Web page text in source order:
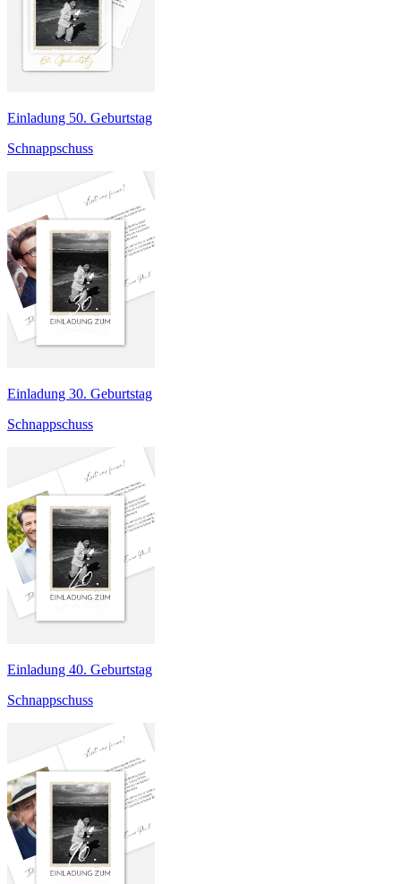
Einladung 50. Geburtstag
Schnappschuss
Einladung 30. Geburtstag
Schnappschuss
Einladung 40. Geburtstag
Schnappschuss